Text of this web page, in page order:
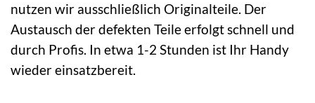
nutzen wir ausschließlich Originalteile. Der
Austausch der defekten Teile erfolgt schnell und
durch Profis. In etwa 1-2 Stunden ist Ihr Handy
wieder einsatzbereit.